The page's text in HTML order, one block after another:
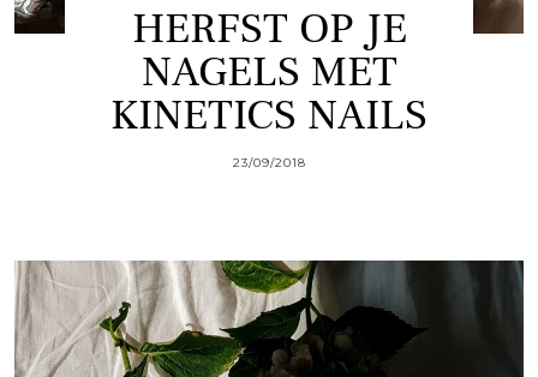
HERFST OP JE
NAGELS MET
KINETICS NAILS
23/09/2018